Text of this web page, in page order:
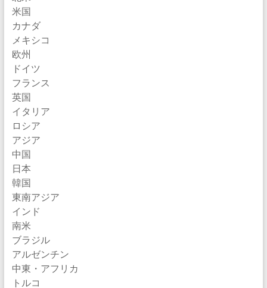
米国
カナダ
メキシコ
欧州
ドイツ
フランス
英国
イタリア
ロシア
アジア
中国
日本
韓国
東南アジア
インド
南米
ブラジル
アルゼンチン
中東・アフリカ
トルコ